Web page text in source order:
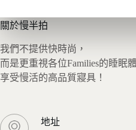
關於慢半拍
我們不提供快時尚，
而是更重視各位Families的睡眠
享受慢活的高品質寢具！
地址